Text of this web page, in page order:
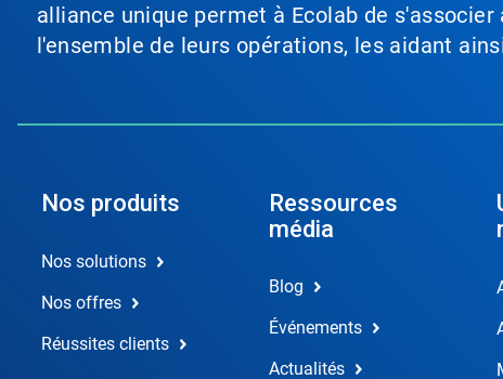
alliance unique permet à Ecolab de
l'ensemble de leurs opérations, les aidant
Nos produits
Nos solutions
Nos offres
Réussites clients
Ressources
média
Blog
Événements
Actualités